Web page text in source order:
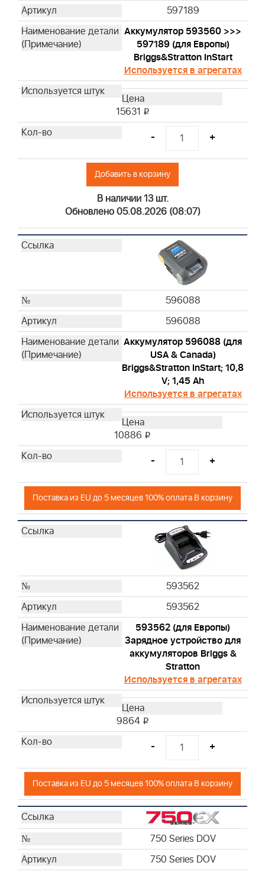
597189
Аккумулятор 593560 >>>
597189 (для Европы)
Briggs&Stratton InStart
Используется в агрегатах
15631 i
- +
Добавить в корзину
В наличии 13 шт.
Обновлено 05.08.2026 (08:07)
596088
596088
Аккумулятор 596088 (для
USA & Canada)
Briggs&Stratton InStart; 10,8
V; 1,45 Ah
Используется в агрегатах
10886 i
- +
Поставка из EU до 5 месяцев 100% оплата В корзину
593562
593562
593562 (для Европы)
Зарядное устройство для
аккумуляторов Briggs &
Stratton
Используется в агрегатах
9864 i
- +
Поставка из EU до 5 месяцев 100% оплата В корзину
750 Series DOV
750 Series DOV